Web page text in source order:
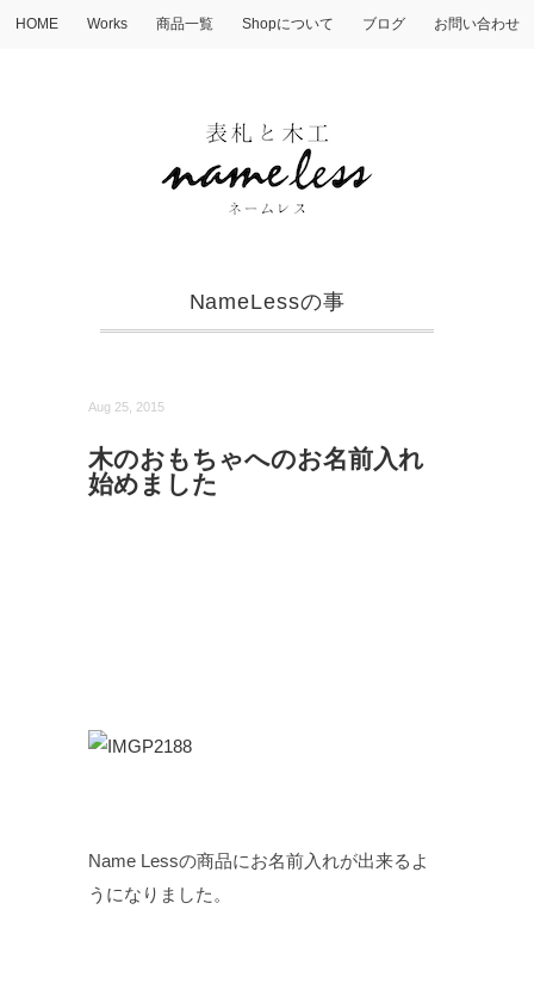
HOME Works 商品一覧 Shopについて ブログ お問い合わせ
NameLessの事
Aug 25, 2015
木のおもちゃへのお名前入れ
始めました
Name Lessの商品にお名前入れが出来るよ
うになりました。